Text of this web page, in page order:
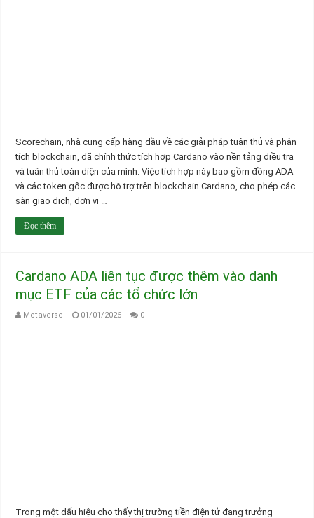
Scorechain, nhà cung cấp hàng đầu về các giải pháp tuân thủ và phân
tích blockchain, đã chính thức tích hợp Cardano vào nền tảng điều tra
và tuân thủ toàn diện của mình. Việc tích hợp này bao gồm đồng ADA
và các token gốc được hỗ trợ trên blockchain Cardano, cho phép các
sàn giao dịch, đơn vị …
Đọc thêm
Cardano ADA liên tục được thêm vào danh
mục ETF của các tổ chức lớn
Metaverse 01/01/2026 0
Trong một dấu hiệu cho thấy thị trường tiền điện tử đang trưởng